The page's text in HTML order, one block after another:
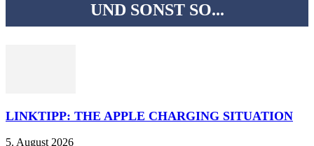
UND SONST SO...
LINKTIPP: THE APPLE CHARGING SITUATION
5. August 2026